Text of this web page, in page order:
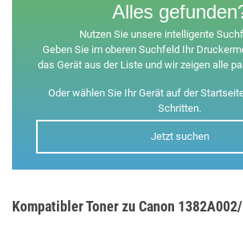
Alles
Nutzen Sie unsere intelligente
Geben Sie im oberen Suchfeld Ihr
das Gerät aus der Liste und wir zeigen alle
Oder wählen Sie Ihr Gerät auf der
Schritten.
Jetzt suchen
Kompatibler Toner zu Canon